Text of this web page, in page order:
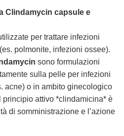
Clindamycin capsule e
per trattare infezioni
polmonite, infezioni ossee).
sono formulazioni
sulla pelle per infezioni
acne) o in ambito ginecologico
principio attivo *clindamicina* è
di somministrazione e l’azione